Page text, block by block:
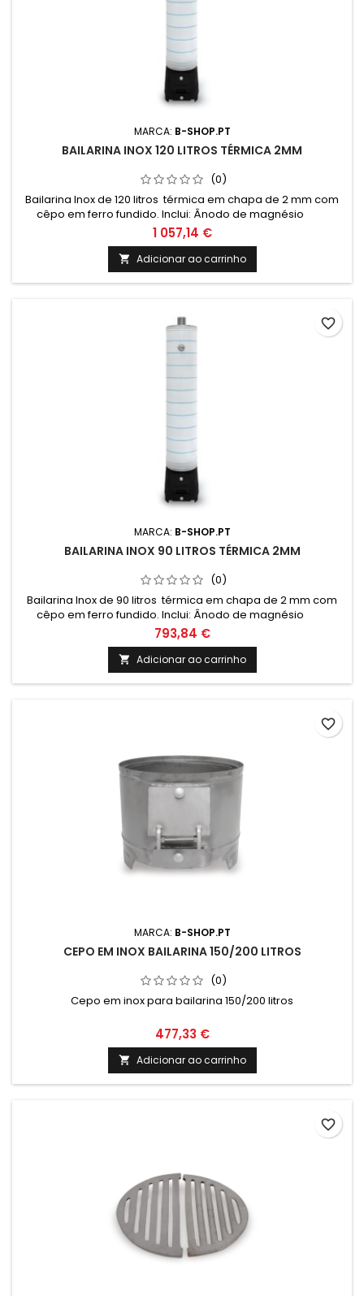
MARCA: B-SHOP.PT
BAILARINA INOX 120 LITROS TÉRMICA 2MM
(0)
Bailarina Inox de 120 litros térmica em chapa de 2 mm com
cêpo em ferro fundido. Inclui: Ânodo de magnésio
Valvula de segurança 6 Bar Termómetro e cordão
refratário Medidas: Altura: 1640mm Altura total com cepo:
1970mm Diametro: 350mm Peso: Cepo - 44kgs / Corpo da
bailarina - 48kgs / Acessórios - 0.815Kgs Nota: O transporte
deste...
1 057,14 €
 Adicionar ao carrinho
MARCA: B-SHOP.PT
BAILARINA INOX 90 LITROS TÉRMICA 2MM
(0)
Bailarina Inox de 90 litros térmica em chapa de 2 mm com
cêpo em ferro fundido. Inclui: Ânodo de magnésio
Valvula de segurança 6 Bar Termómetro e cordão
refratário Medidas: Altura: 1400mm Altura total com cepo:
1730mm Diametro: 350mm Peso: Cepo - 44kgs / Corpo da
bailarina - 40kgs / Acessórios - 0.815Kgs Nota: O transporte
deste...
793,84 €
 Adicionar ao carrinho
favorite_border
MARCA: B-SHOP.PT
CEPO EM INOX BAILARINA 150/200 LITROS
(0)
Cepo em inox para bailarina 150/200 litros
477,33 €
 Adicionar ao carrinho
favorite_border
favorite_border